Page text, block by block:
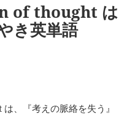
of thought は
き英単語
、『考えの脈絡を失う』